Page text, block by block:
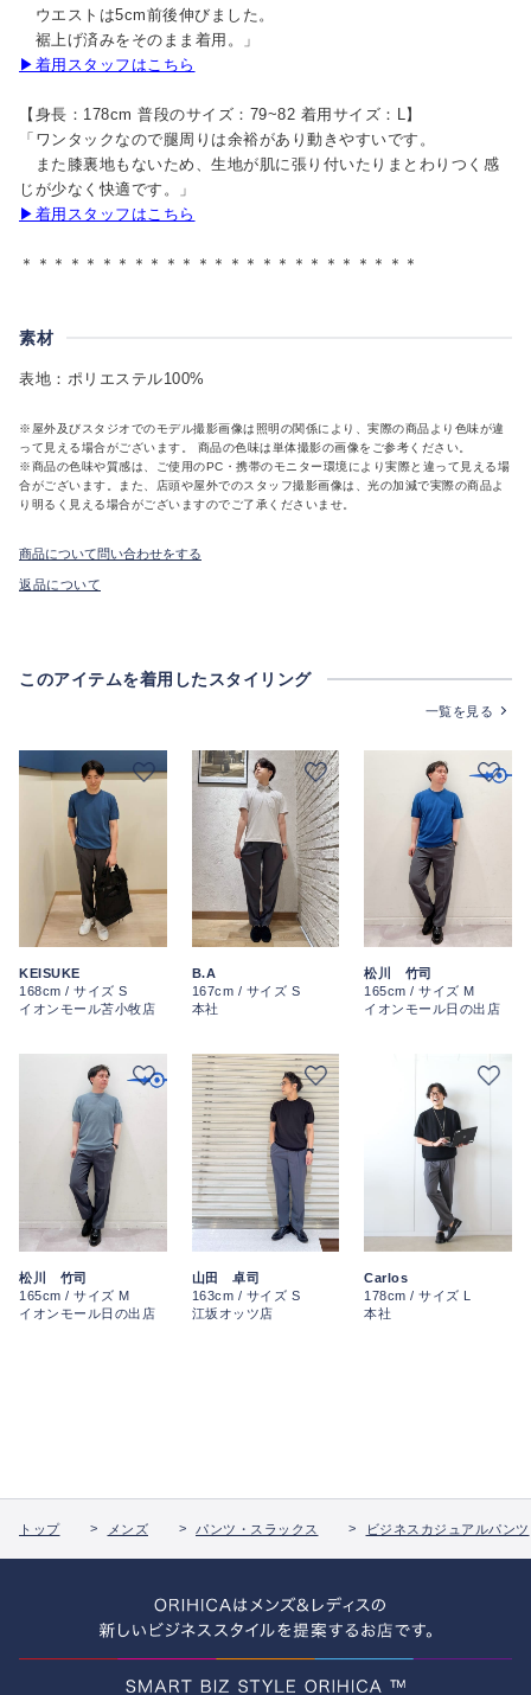
ウエストは5cm前後伸びました。
裾上げ済みをそのまま着用。」
▶着用スタッフはこちら
【身長：178cm 普段のサイズ：79~82 着用サイズ：L】
「ワンタックなので腿周りは余裕があり動きやすいです。
また膝裏地もないため、生地が肌に張り付いたりまとわりつく感
じが少なく快適です。」
▶着用スタッフはこちら
＊＊＊＊＊＊＊＊＊＊＊＊＊＊＊＊＊＊＊＊＊＊＊＊＊
素材
表地：ポリエステル100%
※屋外及びスタジオでのモデル撮影画像は照明の関係により、実際の商品より色味が違
って見える場合がございます。 商品の色味は単体撮影の画像をご参考ください。
※商品の色味や質感は、ご使用のPC・携帯のモニター環境により実際と違って見える場
合がございます。また、店頭や屋外でのスタッフ撮影画像は、光の加減で実際の商品よ
り明るく見える場合がございますのでご了承くださいませ。
商品について問い合わせをする
返品について
このアイテムを着用したスタイリング
一覧を見る
KEISUKE
168cm / サイズ S
イオンモール苫小牧店
B.A
167cm / サイズ S
本社
松川 竹司
165cm / サイズ M
イオンモール日の出店
松川 竹司
165cm / サイズ M
イオンモール日の出店
山田 卓司
163cm / サイズ S
江坂オッツ店
Carlos
178cm / サイズ L
本社
トップ メンズ パンツ・スラックス ビジネスカジュアルパンツ